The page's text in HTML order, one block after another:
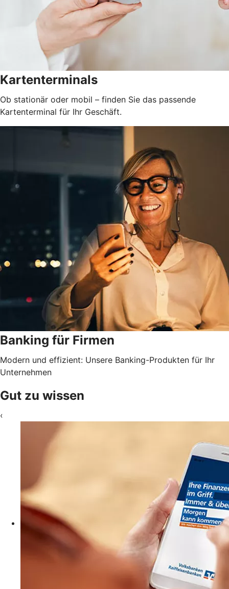
Kartenterminals
Ob stationär oder mobil – finden Sie das passende
Kartenterminal für Ihr Geschäft.
Banking für Firmen
Modern und effizient: Unsere Banking-Produkten für Ihr
Unternehmen
Gut zu wissen
‹